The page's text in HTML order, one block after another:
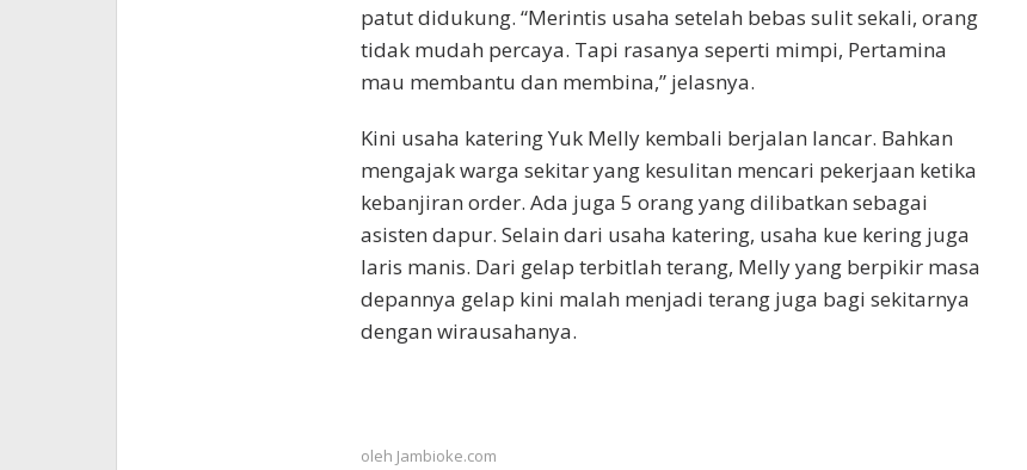
patut didukung. “Merintis usaha setelah bebas sulit sekali, orang
tidak mudah percaya. Tapi rasanya seperti mimpi, Pertamina
mau membantu dan membina,” jelasnya.
Kini usaha katering Yuk Melly kembali berjalan lancar. Bahkan
mengajak warga sekitar yang kesulitan mencari pekerjaan ketika
kebanjiran order. Ada juga 5 orang yang dilibatkan sebagai
asisten dapur. Selain dari usaha katering, usaha kue kering juga
laris manis. Dari gelap terbitlah terang, Melly yang berpikir masa
depannya gelap kini malah menjadi terang juga bagi sekitarnya
dengan wirausahanya.
oleh Jambioke.com